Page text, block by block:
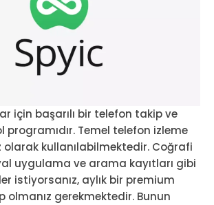
için başarılı bir telefon takip ve
programıdır. Temel telefon izleme
olarak kullanılabilmektedir. Coğrafi
uygulama ve arama kayıtları gibi
istiyorsanız, aylık bir premium
olmanız gerekmektedir. Bunun